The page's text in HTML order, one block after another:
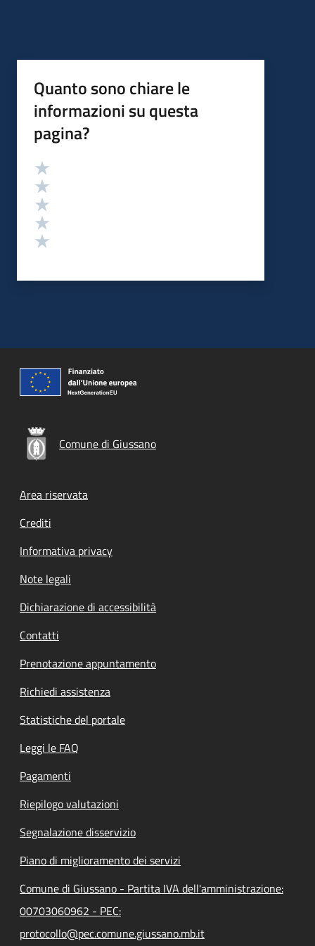
Quanto sono chiare le
informazioni su questa
pagina?
Valutazione
Comune di Giussano
Footer menu
Area riservata
Crediti
Informativa privacy
Note legali
Dichiarazione di accessibilità
Contatti
Prenotazione appuntamento
Richiedi assistenza
Statistiche del portale
Leggi le FAQ
Pagamenti
Riepilogo valutazioni
Segnalazione disservizio
Piano di miglioramento dei servizi
Comune di Giussano - Partita IVA dell'amministrazione:
00703060962 - PEC:
protocollo@pec.comune.giussano.mb.it